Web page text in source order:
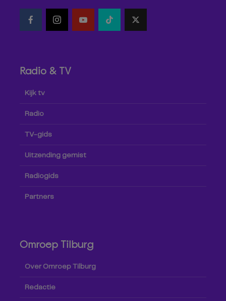
Radio & TV
Kijk tv
Radio
TV-gids
Uitzending gemist
Radiogids
Partners
Omroep Tilburg
Over Omroep Tilburg
Redactie